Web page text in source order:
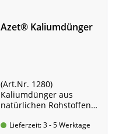
Azet® Kaliumdünger
(Art.Nr. 1280)
Kaliumdünger aus
natürlichen Rohstoffen
für feste Früchte
Lieferzeit: 3 - 5 Werktage